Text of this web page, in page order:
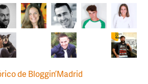
de Bloggin’Madrid